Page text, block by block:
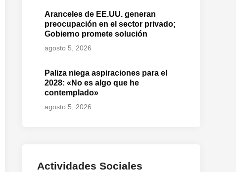
Aranceles de EE.UU. generan
preocupación en el sector privado;
Gobierno promete solución
agosto 5, 2026
Paliza niega aspiraciones para el
2028: «No es algo que he
contemplado»
agosto 5, 2026
Actividades Sociales